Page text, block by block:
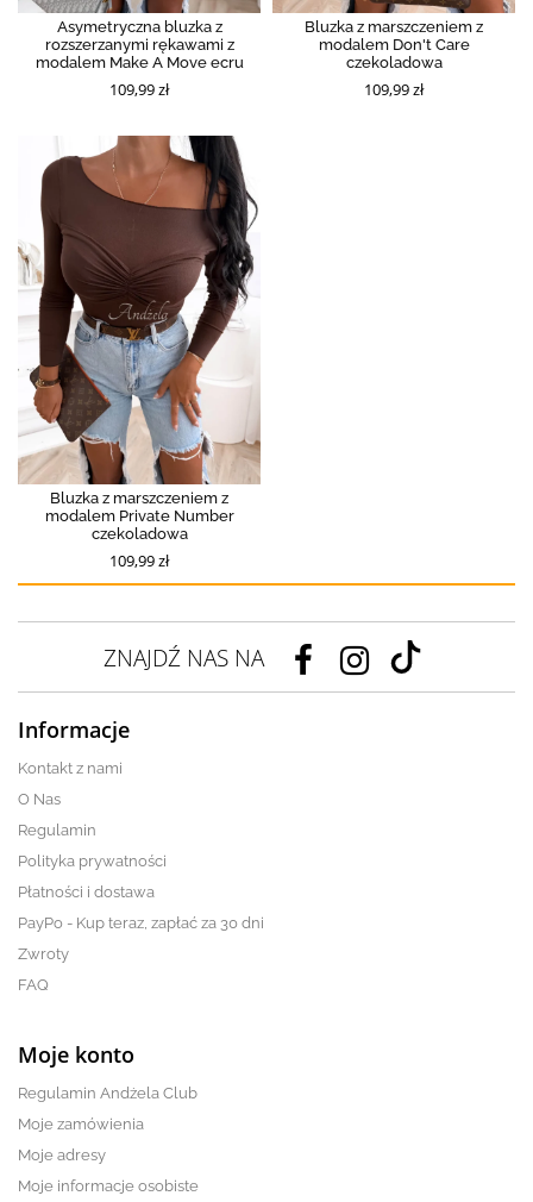
Asymetryczna bluzka z
rozszerzanymi rękawami z
modalem Make A Move ecru
109,99 zł
Bluzka z marszczeniem z
modalem Don't Care
czekoladowa
109,99 zł
Bluzka z marszczeniem z
modalem Private Number
czekoladowa
109,99 zł
ZNAJDŹ NAS NA
Informacje
Kontakt z nami
O Nas
Regulamin
Polityka prywatności
Płatności i dostawa
PayPo - Kup teraz, zapłać za 30 dni
Zwroty
FAQ
Moje konto
Regulamin Andżela Club
Moje zamówienia
Moje adresy
Moje informacje osobiste